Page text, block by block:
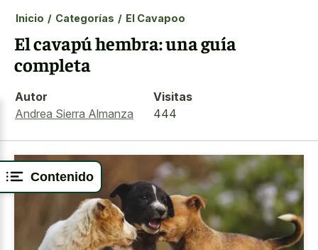
Contenido
Inicio / Categorías / El Cavapoo
El cavapú hembra: una guía
completa
Autor
Andrea Sierra Almanza
Visitas
444